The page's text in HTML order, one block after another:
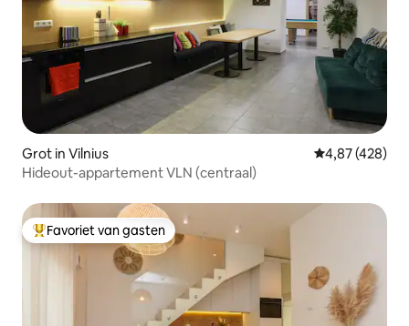
Grot in Vilnius Gemiddelde
4,87 (428)
Hideout-appartement VLN (centraal)
Topfavoriet van gasten
Favoriet van gasten